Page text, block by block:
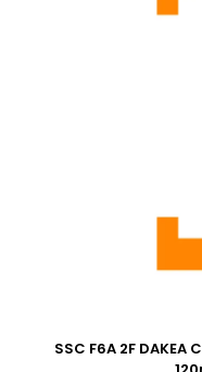
SSC F6A 2F